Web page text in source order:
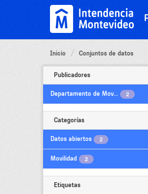
Inicio Conjuntos de datos
Publicadores
Departamento de Mov... 2
Categorías
Datos abiertos 2
Movilidad 2
Etiquetas